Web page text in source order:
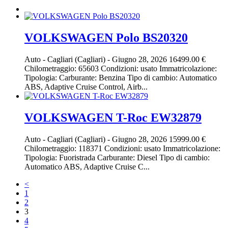
VOLKSWAGEN Polo BS20320
Auto - Cagliari (Cagliari) - Giugno 28, 2026 16499.00 €
Chilometraggio: 65603 Condizioni: usato Immatricolazione:
Tipologia: Carburante: Benzina Tipo di cambio: Automatico
ABS, Adaptive Cruise Control, Airb...
VOLKSWAGEN T-Roc EW32879
Auto - Cagliari (Cagliari) - Giugno 28, 2026 15999.00 €
Chilometraggio: 118371 Condizioni: usato Immatricolazione:
Tipologia: Fuoristrada Carburante: Diesel Tipo di cambio:
Automatico ABS, Adaptive Cruise C...
<
1
2
3
4